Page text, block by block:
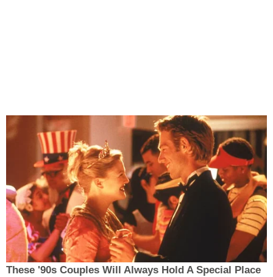
These '90s Couples Will Always Hold A Special Place